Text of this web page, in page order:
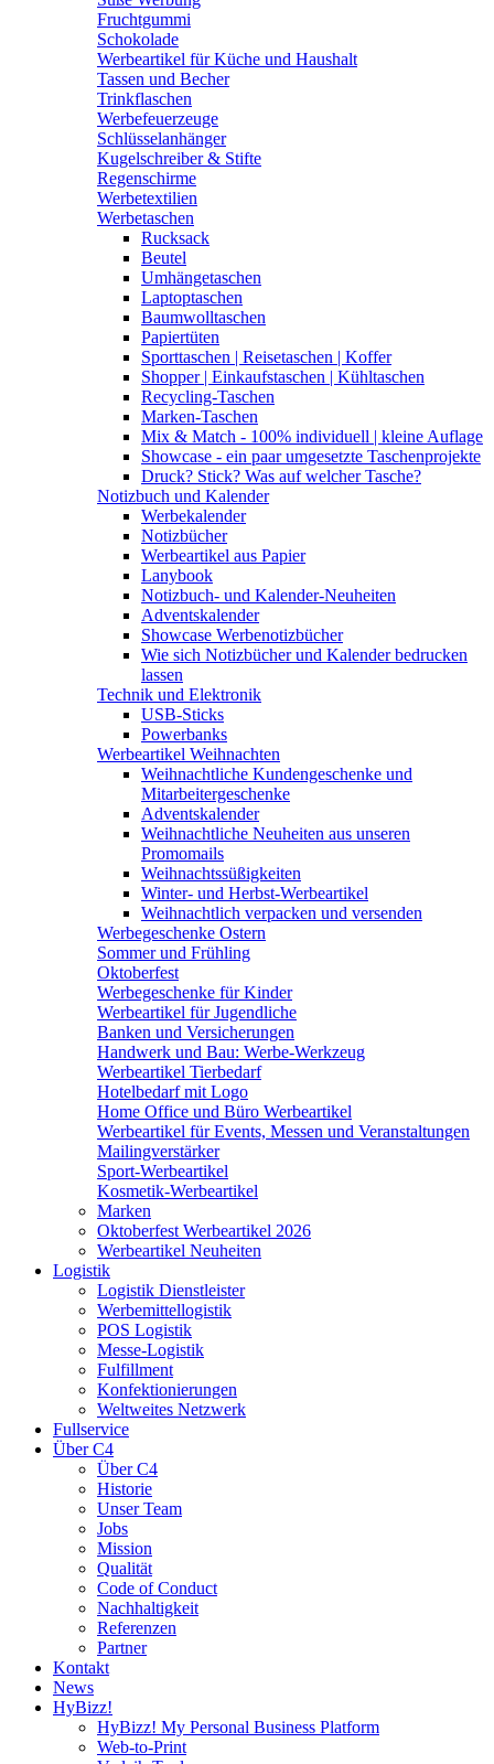
Fruchtgummi
Schokolade
Werbeartikel für Küche und Haushalt
Tassen und Becher
Trinkflaschen
Werbefeuerzeuge
Schlüsselanhänger
Kugelschreiber & Stifte
Regenschirme
Werbetextilien
Werbetaschen
Rucksack
Beutel
Umhängetaschen
Laptoptaschen
Baumwolltaschen
Papiertüten
Sporttaschen | Reisetaschen | Koffer
Shopper | Einkaufstaschen | Kühltaschen
Recycling-Taschen
Marken-Taschen
Mix & Match - 100% individuell | kleine Auflage
Showcase - ein paar umgesetzte Taschenprojekte
Druck? Stick? Was auf welcher Tasche?
Notizbuch und Kalender
Werbekalender
Notizbücher
Werbeartikel aus Papier
Lanybook
Notizbuch- und Kalender-Neuheiten
Adventskalender
Showcase Werbenotizbücher
Wie sich Notizbücher und Kalender bedrucken
lassen
Technik und Elektronik
USB-Sticks
Powerbanks
Werbeartikel Weihnachten
Weihnachtliche Kundengeschenke und
Mitarbeitergeschenke
Adventskalender
Weihnachtliche Neuheiten aus unseren
Promomails
Weihnachtssüßigkeiten
Winter- und Herbst-Werbeartikel
Weihnachtlich verpacken und versenden
Werbegeschenke Ostern
Sommer und Frühling
Oktoberfest
Werbegeschenke für Kinder
Werbeartikel für Jugendliche
Banken und Versicherungen
Handwerk und Bau: Werbe-Werkzeug
Werbeartikel Tierbedarf
Hotelbedarf mit Logo
Home Office und Büro Werbeartikel
Werbeartikel für Events, Messen und Veranstaltungen
Mailingverstärker
Sport-Werbeartikel
Kosmetik-Werbeartikel
Marken
Oktoberfest Werbeartikel 2026
Werbeartikel Neuheiten
Logistik
Logistik Dienstleister
Werbemittellogistik
POS Logistik
Messe-Logistik
Fulfillment
Konfektionierungen
Weltweites Netzwerk
Fullservice
Über C4
Über C4
Historie
Unser Team
Jobs
Mission
Qualität
Code of Conduct
Nachhaltigkeit
Referenzen
Partner
Kontakt
News
HyBizz!
HyBizz! My Personal Business Platform
Web-to-Print